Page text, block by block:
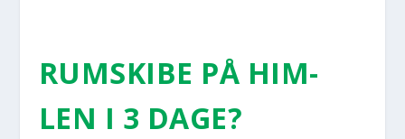
RUM­SKI­BE PÅ HIM­
LEN I 3 DAGE?